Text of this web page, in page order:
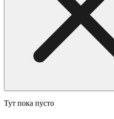
Тут пока пусто